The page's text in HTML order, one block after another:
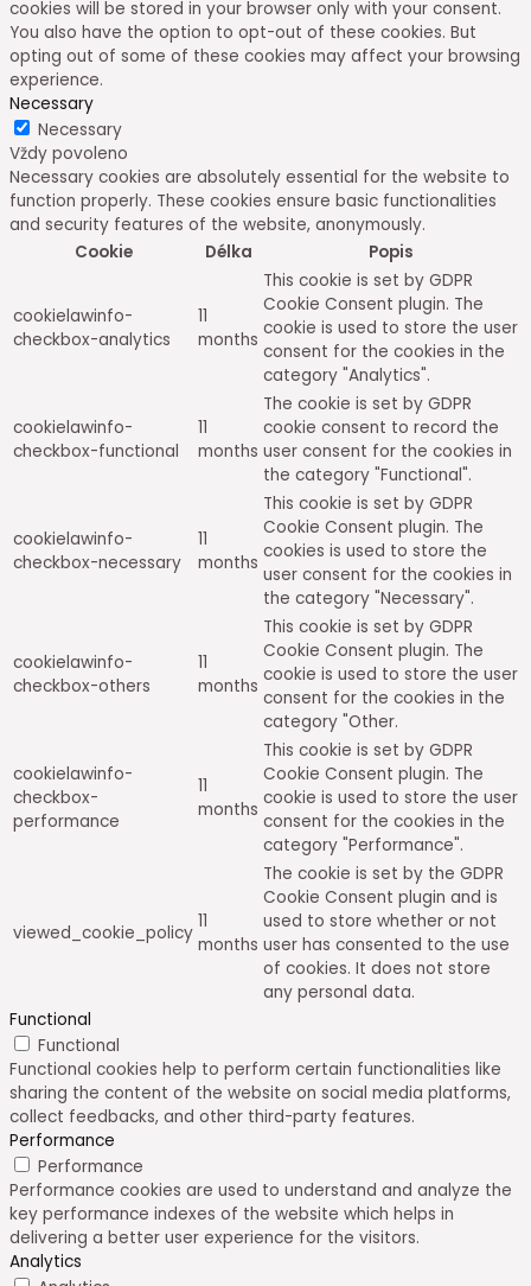
cookies will be stored in your browser only with your consent.
You also have the option to opt-out of these cookies. But
opting out of some of these cookies may affect your browsing
experience.
Necessary
Necessary
Vždy povoleno
Necessary cookies are absolutely essential for the website to
function properly. These cookies ensure basic functionalities
and security features of the website, anonymously.
Cookie
Délka Popis
cookielawinfo-
checkbox-analytics
11
months
This cookie is set by GDPR
Cookie Consent plugin. The
cookie is used to store the user
consent for the cookies in the
category "Analytics".
cookielawinfo-
checkbox-functional
11
months
The cookie is set by GDPR
cookie consent to record the
user consent for the cookies in
the category "Functional".
cookielawinfo-
checkbox-necessary
11
months
This cookie is set by GDPR
Cookie Consent plugin. The
cookies is used to store the
user consent for the cookies in
the category "Necessary".
cookielawinfo-
checkbox-others
11
months
This cookie is set by GDPR
Cookie Consent plugin. The
cookie is used to store the user
consent for the cookies in the
category "Other.
cookielawinfo-
checkbox-
performance
11
months
This cookie is set by GDPR
Cookie Consent plugin. The
cookie is used to store the user
consent for the cookies in the
category "Performance".
viewed_cookie_policy
11
months
The cookie is set by the GDPR
Cookie Consent plugin and is
used to store whether or not
user has consented to the use
of cookies. It does not store
any personal data.
Functional
Functional
Functional cookies help to perform certain functionalities like
sharing the content of the website on social media platforms,
collect feedbacks, and other third-party features.
Performance
Performance
Performance cookies are used to understand and analyze the
key performance indexes of the website which helps in
delivering a better user experience for the visitors.
Analytics